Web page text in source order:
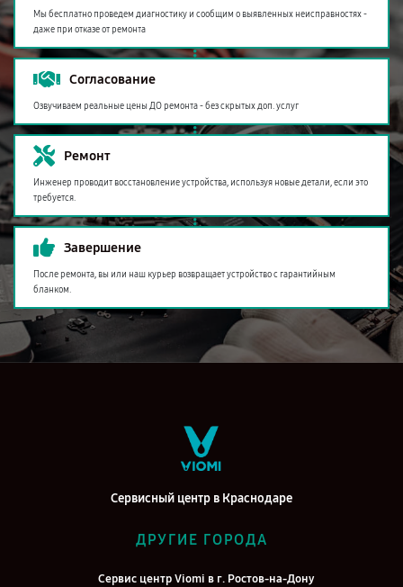
Мы бесплатно проведем диагностику и сообщим о выявленных неисправностях -
даже при отказе от ремонта
Согласование
Озвучиваем реальные цены ДО ремонта - без скрытых доп. услуг
Ремонт
Инженер проводит восстановление устройства, используя новые детали, если это
требуется.
Завершение
После ремонта, вы или наш курьер возвращает устройство с гарантийным
бланком.
Сервисный центр в Краснодаре
ДРУГИЕ ГОРОДА
Сервис центр Viomi в г. Ростов-на-Дону